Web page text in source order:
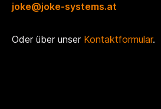
joke@joke-systems.at
Oder über unser Kontaktformular.